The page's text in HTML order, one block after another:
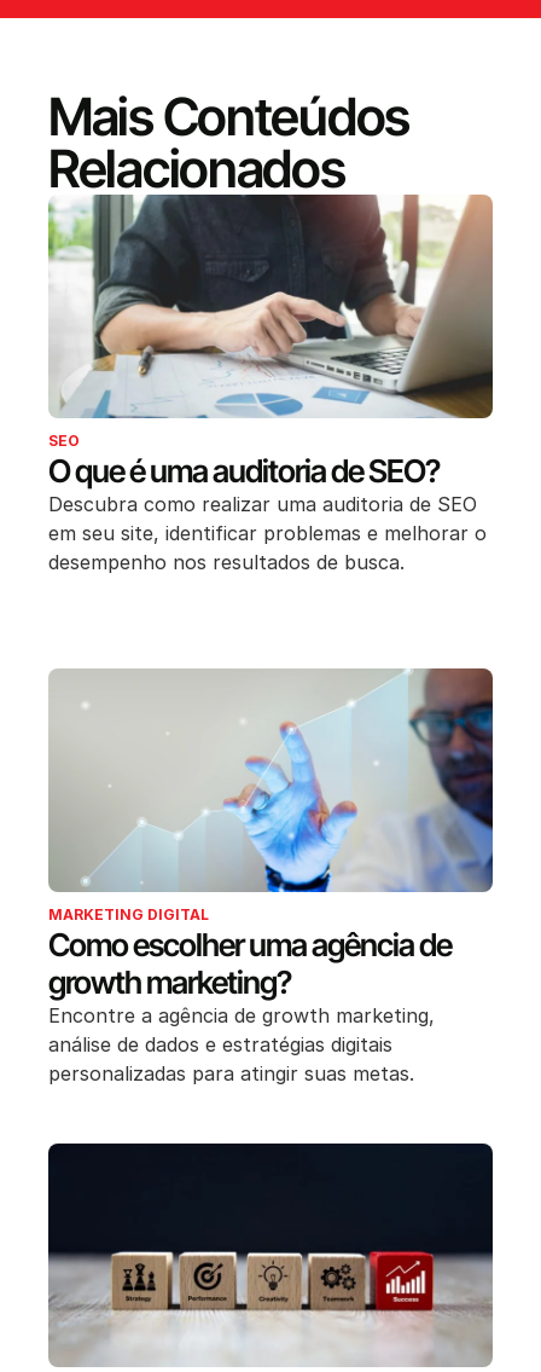
Mais Conteúdos
Relacionados
SEO
O que é uma auditoria de SEO?
Descubra como realizar uma auditoria de SEO
em seu site, identificar problemas e melhorar o
desempenho nos resultados de busca.
MARKETING DIGITAL
Como escolher uma agência de
growth marketing?
Encontre a agência de growth marketing,
análise de dados e estratégias digitais
personalizadas para atingir suas metas.